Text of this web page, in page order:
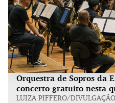
Orquestra de Sopros da
concerto gratuito nesta
LUIZA PIFFERO/